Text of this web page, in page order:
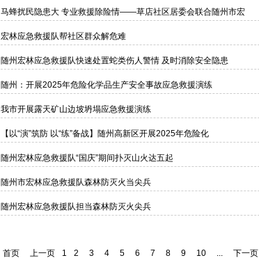
马蜂扰民隐患大 专业救援除险情——草店社区居委会联合随州市宏
宏林应急救援队帮社区群众解危难
随州宏林应急救援队快速处置蛇类伤人警情 及时消除安全隐患
随州：开展2025年危险化学品生产安全事故应急救援演练
我市开展露天矿山边坡坍塌应急救援演练
【以“演”筑防 以“练”备战】随州高新区开展2025年危险化
随州宏林应急救援队“国庆”期间扑灭山火达五起
随州市宏林应急救援队森林防灭火当尖兵
随州宏林应急救援队担当森林防灭火尖兵
首页 上一页 1 2 3 4 5 6 7 8 9 10 ... 下一页